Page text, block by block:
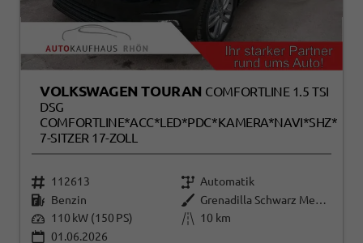
VOLKSWAGEN TOURAN COMFORTLINE 1.5 TSI
DSG
COMFORTLINE*ACC*LED*PDC*KAMERA*NAVI*SHZ*
7-SITZER 17-ZOLL
112613
Automatik
Benzin
Grenadilla Schwarz Metallic
110 kW (150 PS)
10 km
01.06.2026